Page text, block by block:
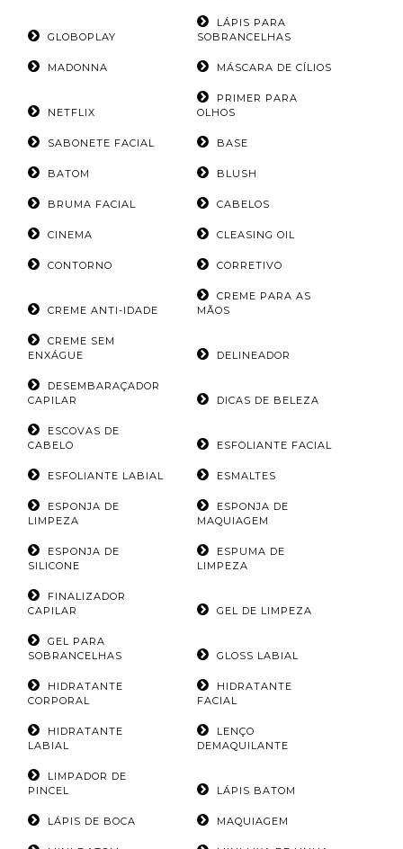
GLOBOPLAY
LÁPIS PARA
SOBRANCELHAS
MADONNA MÁSCARA DE CÍLIOS
NETFLIX
PRIMER PARA
OLHOS
SABONETE FACIAL BASE
BATOM BLUSH
BRUMA FACIAL CABELOS
CINEMA CLEASING OIL
CONTORNO CORRETIVO
CREME ANTI-IDADE
CREME PARA AS
MÃOS
CREME SEM
ENXÁGUE
DELINEADOR
DESEMBARAÇADOR
CAPILAR
DICAS DE BELEZA
ESCOVAS DE
CABELO
ESFOLIANTE FACIAL
ESFOLIANTE LABIAL ESMALTES
ESPONJA DE
LIMPEZA
ESPONJA DE
MAQUIAGEM
ESPONJA DE
SILICONE
ESPUMA DE
LIMPEZA
FINALIZADOR
CAPILAR
GEL DE LIMPEZA
GEL PARA
SOBRANCELHAS
GLOSS LABIAL
HIDRATANTE
CORPORAL
HIDRATANTE
FACIAL
HIDRATANTE
LABIAL
LENÇO
DEMAQUILANTE
LIMPADOR DE
PINCEL
LÁPIS BATOM
LÁPIS DE BOCA MAQUIAGEM